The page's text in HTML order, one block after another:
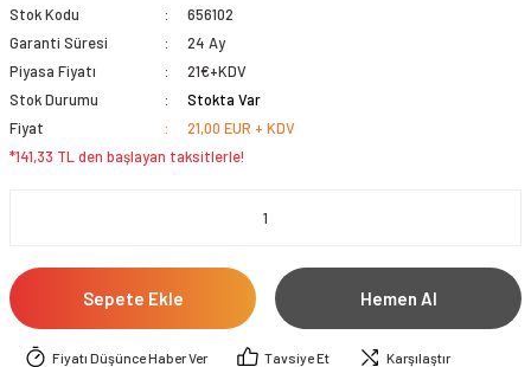
Stok Kodu
656102
Garanti Süresi
24 Ay
Piyasa Fiyatı
21€+KDV
Stok Durumu
Stokta Var
Fiyat
21,00 EUR + KDV
*141,33 TL den başlayan taksitlerle!
Sepete Ekle Hemen Al
Fiyatı Düşünce Haber Ver Tavsiye Et Karşılaştır